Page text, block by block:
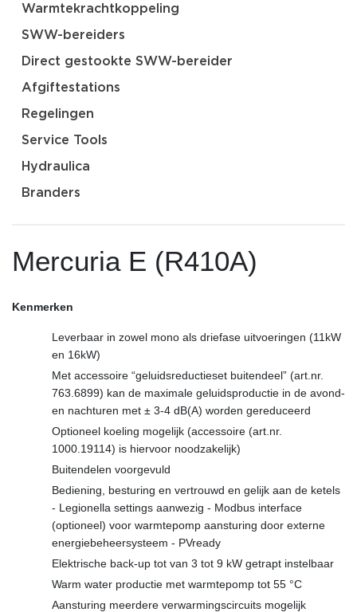
Warmtekrachtkoppeling
SWW-bereiders
Direct gestookte SWW-bereider
Afgiftestations
Regelingen
Service Tools
Hydraulica
Branders
Mercuria E (R410A)
Kenmerken
Leverbaar in zowel mono als driefase uitvoeringen (11kW
en 16kW)
Met accessoire “geluidsreductieset buitendeel” (art.nr.
763.6899) kan de maximale geluidsproductie in de avond-
en nachturen met ± 3-4 dB(A) worden gereduceerd
Optioneel koeling mogelijk (accessoire (art.nr.
1000.19114) is hiervoor noodzakelijk)
Buitendelen voorgevuld
Bediening, besturing en vertrouwd en gelijk aan de ketels
- Legionella settings aanwezig - Modbus interface
(optioneel) voor warmtepomp aansturing door externe
energiebeheersysteem - PVready
Elektrische back-up tot van 3 tot 9 kW getrapt instelbaar
Warm water productie met warmtepomp tot 55 °C
Aansturing meerdere verwarmingscircuits mogelijk